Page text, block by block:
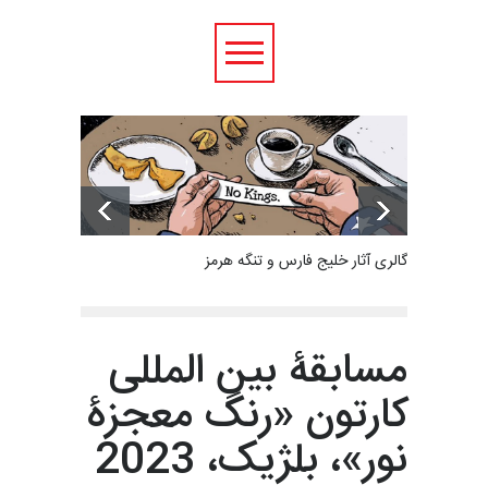
گالری آثار خلیج فارس و تنگه هرمز
مسابقۀ بین المللی
کارتون «رنگ معجزۀ
نور»، بلژیک، 2023